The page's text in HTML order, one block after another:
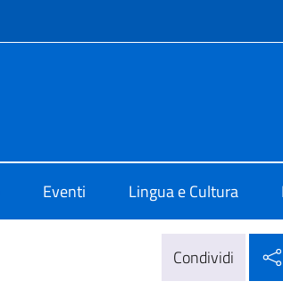
Eventi Lingua e Cultura
Condividi